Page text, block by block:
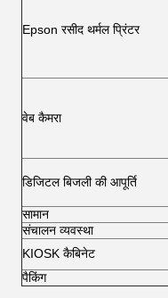
Epson रसीद थर्मल प्रिंटर
वेब कैमरा
डिजिटल बिजली की आपूर्ति
सामान
संचालन व्यवस्था
KIOSK कैबिनेट
पैकिंग